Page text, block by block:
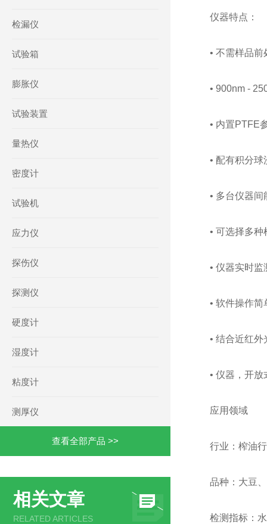
检漏仪
试验箱
膨胀仪
试验装置
量热仪
密度计
试验机
应力仪
探伤仪
探测仪
硬度计
湿度计
粘度计
测厚仪
查看全部产品 >>
相关文章
RELATED ARTICLES
仪器特点：
• 不需样品
• 900nm -
• 内置PTFE
• 配有积分
• 多台仪器
• 可选择多
• 仪器实时
• 软件操作
• 结合近红
• 仪器，开
应用领域
行业：榨油
品种：大豆
检测指标：